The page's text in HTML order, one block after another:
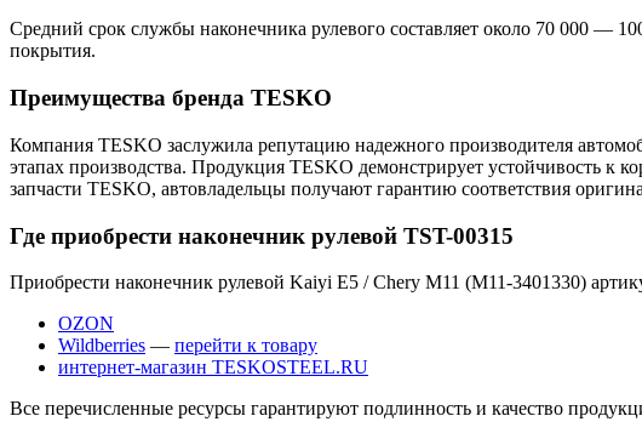
Средний срок службы наконечника рулевого составляет около 70 000 —
покрытия.
Преимущества бренда TESKO
Компания TESKO заслужила репутацию надежного производителя
этапах производства. Продукция TESKO демонстрирует устойчивость к
запчасти TESKO, автовладельцы получают гарантию соответствия
Где приобрести наконечник рулевой TST-00315
Приобрести наконечник рулевой Kaiyi E5 / Chery M11 (M11-3401330)
OZON
Wildberries — перейти к товару
интернет-магазин TESKOSTEEL.RU
Все перечисленные ресурсы гарантируют подлинность и качество